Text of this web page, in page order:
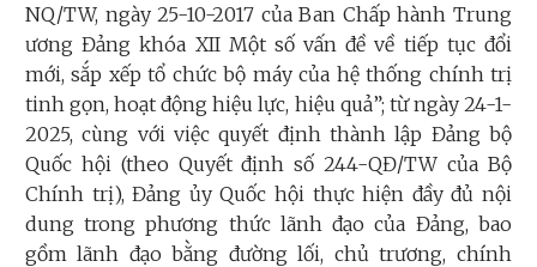
NQ/TW, ngày 25-10-2017 của Ban Chấp hành Trung
ương Đảng khóa XII Một số vấn đề về tiếp tục đổi
mới, sắp xếp tổ chức bộ máy của hệ thống chính trị
tinh gọn, hoạt động hiệu lực, hiệu quả”; từ ngày 24-1-
2025, cùng với việc quyết định thành lập Đảng bộ
Quốc hội (theo Quyết định số 244-QĐ/TW của Bộ
Chính trị), Đảng ủy Quốc hội thực hiện đầy đủ nội
dung trong phương thức lãnh đạo của Đảng, bao
gồm lãnh đạo bằng đường lối, chủ trương, chính